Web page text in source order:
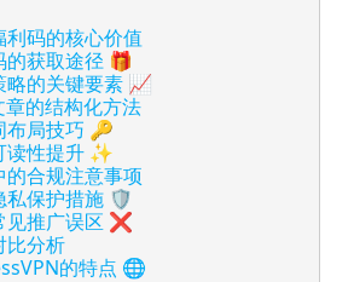
利码的核心价值
的获取途径 🎁
略的关键要素 📈
章的结构化方法
布局技巧 🔑
读性提升 ✨
的合规注意事项
私保护措施 🛡️
见推广误区 ❌
比分析
的特点 🌐